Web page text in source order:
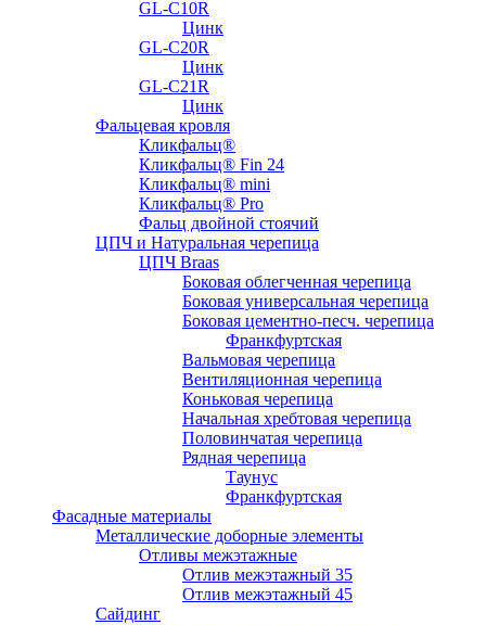
GL-С10R
Цинк
GL-С20R
Цинк
GL-С21R
Цинк
Фальцевая кровля
Кликфальц®
Кликфальц® Fin 24
Кликфальц® mini
Кликфальц® Pro
Фальц двойной стоячий
ЦПЧ и Натуральная черепица
ЦПЧ Braas
Боковая облегченная черепица
Боковая универсальная черепица
Боковая цементно-песч. черепица
Франкфуртская
Вальмовая черепица
Вентиляционная черепица
Коньковая черепица
Начальная хребтовая черепица
Половинчатая черепица
Рядная черепица
Таунус
Франкфуртская
Фасадные материалы
Металлические доборные элементы
Отливы межэтажные
Отлив межэтажный 35
Отлив межэтажный 45
Сайдинг